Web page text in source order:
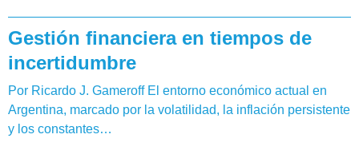
Gestión financiera en tiempos de
incertidumbre
Por Ricardo J. Gameroff El entorno económico actual en
Argentina, marcado por la volatilidad, la inflación persistente
y los constantes…